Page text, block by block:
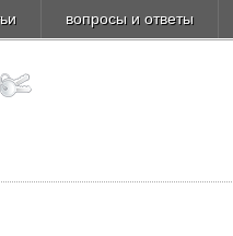
вопросы и ответы